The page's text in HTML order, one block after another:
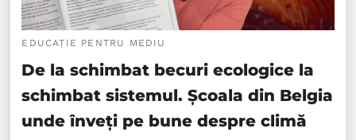
EDUCAȚIE PENTRU MEDIU
De la schimbat becuri ecologice la
schimbat sistemul. Școala din Belgia
unde înveți pe bune despre climă